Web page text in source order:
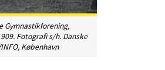
Gymnastikforening,
Fotografi s/h. Danske
København